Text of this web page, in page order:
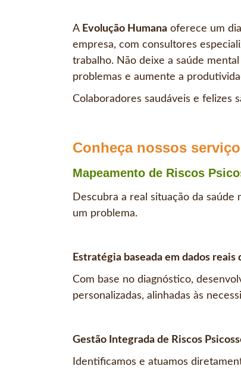
A Evolução Humana oferece um
empresa, com consultores
trabalho. Não deixe a saúde
problemas e aumente a
Colaboradores saudáveis e felizes
Conheça nossos
Mapeamento de Riscos
Descubra a real situação da
um problema.
Estratégia baseada em dados reais
Com base no diagnóstico,
personalizadas, alinhadas às
Gestão Integrada de Riscos
Identificamos e atuamos